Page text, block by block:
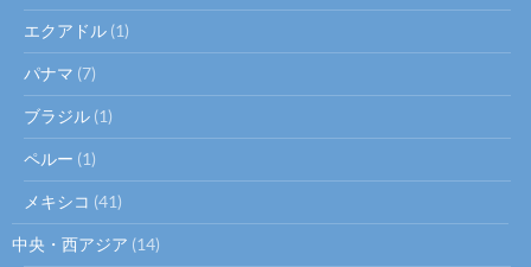
エクアドル (1)
パナマ (7)
ブラジル (1)
ペルー (1)
メキシコ (41)
中央・西アジア (14)